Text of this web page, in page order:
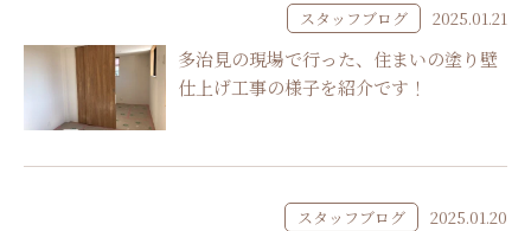
スタッフブログ 2025.01.21
多治見の現場で行った、住まいの塗り壁
仕上げ工事の様子を紹介です！
スタッフブログ 2025.01.20